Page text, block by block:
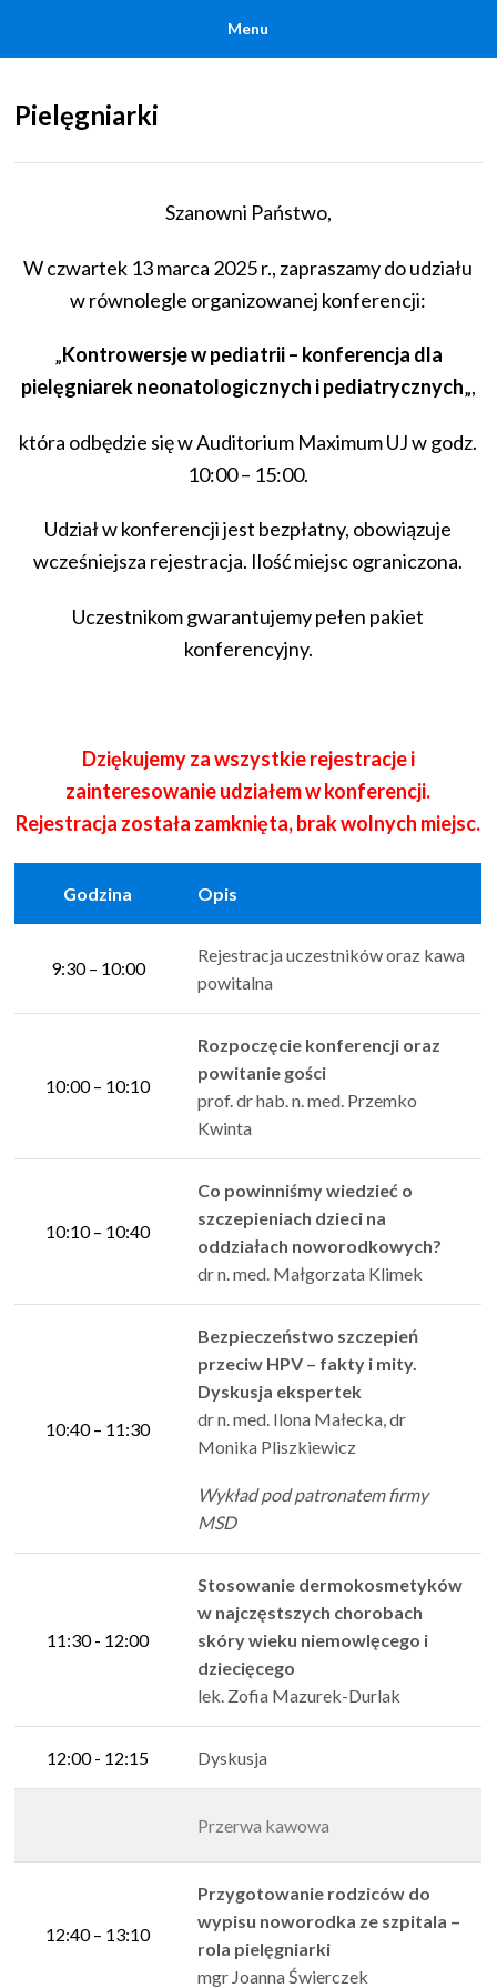
Menu
Pielęgniarki
Szanowni Państwo,
W czwartek 13 marca 2025 r., zapraszamy do udziału
w równolegle organizowanej konferencji:
„Kontrowersje w pediatrii – konferencja dla
pielęgniarek neonatologicznych i pediatrycznych„,
która odbędzie się w Auditorium Maximum UJ w godz.
10:00 – 15:00.
Udział w konferencji jest bezpłatny, obowiązuje
wcześniejsza rejestracja. Ilość miejsc ograniczona.
Uczestnikom gwarantujemy pełen pakiet
konferencyjny.
Dziękujemy za wszystkie rejestracje i
zainteresowanie udziałem w konferencji.
Rejestracja została zamknięta, brak wolnych miejsc.
Godzina Opis
9:30 – 10:00
Rejestracja uczestników oraz kawa
powitalna
10:00 – 10:10
Rozpoczęcie konferencji oraz
powitanie gości
prof. dr hab. n. med. Przemko
Kwinta
10:10 – 10:40
Co powinniśmy wiedzieć o
szczepieniach dzieci na
oddziałach noworodkowych?
dr n. med. Małgorzata Klimek
10:40 – 11:30
Bezpieczeństwo szczepień
przeciw HPV – fakty i mity.
Dyskusja ekspertek
dr n. med. Ilona Małecka, dr
Monika Pliszkiewicz
Wykład pod patronatem firmy
MSD
11:30 - 12:00
Stosowanie dermokosmetyków
w najczęstszych chorobach
skóry wieku niemowlęcego i
dziecięcego
lek. Zofia Mazurek-Durlak
12:00 - 12:15 Dyskusja
Przerwa kawowa
12:40 – 13:10
Przygotowanie rodziców do
wypisu noworodka ze szpitala –
rola pielęgniarki
mgr Joanna Świerczek